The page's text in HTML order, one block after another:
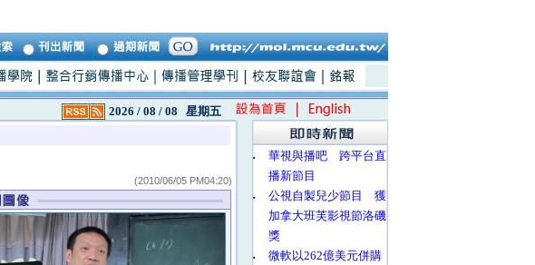
2026 / 08 / 08 星期五
(2010/06/05 PM04:20)
‧
華視與播吧 跨平台直
播新節目
‧
公視自製兒少節目 獲
加拿大班芙影視節洛磯
獎
‧
微軟以262億美元併購